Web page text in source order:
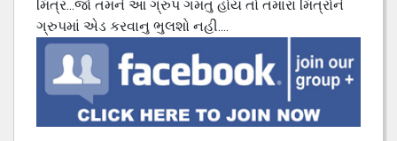
મિત્ર...જો તમને આ ગ્રુપ ગમતુ હોય તો તમારા મિત્રોને
ગ્રુપમાં એડ કરવાનુ ભુલશો નહી....